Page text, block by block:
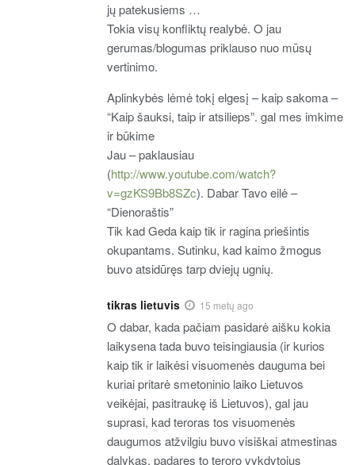
jų patekusiems …
Tokia visų konfliktų realybė. O jau
gerumas/blogumas priklauso nuo mūsų
vertinimo.
Aplinkybės lėmė tokį elgesį – kaip sakoma –
“Kaip šauksi, taip ir atsilieps”. gal mes imkime
ir būkime
Jau – paklausiau
(http://www.youtube.com/watch?
v=gzKS9Bb8SZc). Dabar Tavo eilė –
“Dienoraštis”
Tik kad Geda kaip tik ir ragina priešintis
okupantams. Sutinku, kad kaimo žmogus
buvo atsidūręs tarp dviejų ugnių.
tikras lietuvis 15 metų ago
O dabar, kada pačiam pasidarė aišku kokia
laikysena tada buvo teisingiausia (ir kurios
kaip tik ir laikėsi visuomenės dauguma bei
kuriai pritarė smetoninio laiko Lietuvos
veikėjai, pasitraukę iš Lietuvos), gal jau
suprasi, kad teroras tos visuomenės
daugumos atžvilgiu buvo visiškai atmestinas
dalykas, padaręs to teroro vykdytojus